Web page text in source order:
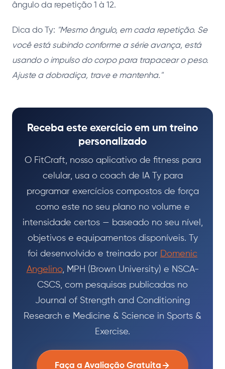
ângulo da repetição 1 à 12.
Dica do Ty: "Mesmo ângulo, em cada repetição. Se
você está subindo conforme a série avança, está
usando o impulso do corpo para trapacear o peso.
Ajuste a dobradiça, trave e mantenha."
Receba este exercício em um treino
personalizado
O FitCraft, nosso aplicativo de fitness para
celular, usa o coach de IA Ty para
programar exercícios compostos de força
como este no seu plano no volume e
intensidade certos — baseado no seu nível,
objetivos e equipamentos disponíveis. Ty
foi desenvolvido e treinado por Domenic
Angelino, MPH (Brown University) e NSCA-
CSCS, com pesquisas publicadas no
Journal of Strength and Conditioning
Research e Medicine & Science in Sports &
Exercise.
Faça a Avaliação Gratuita